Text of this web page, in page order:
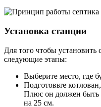
Установка станции
Для того чтобы
следующие этапы:
Выберите место, где
Подготовьте
Плюс он должен быть
на 25 см.